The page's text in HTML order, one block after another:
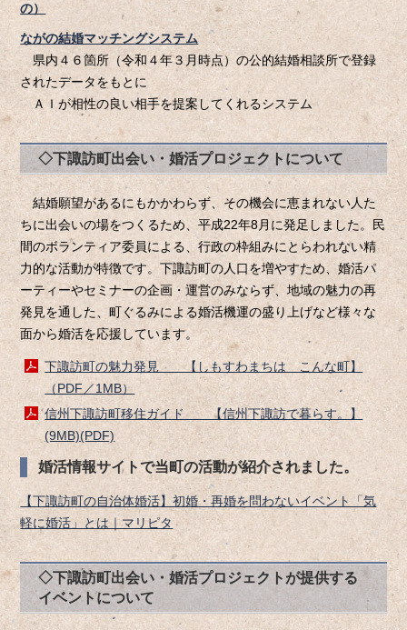
の）
ながの結婚マッチングシステム
県内４６箇所（令和４年３月時点）の公的結婚相談所で登録
されたデータをもとに
ＡＩが相性の良い相手を提案してくれるシステム
◇下諏訪町出会い・婚活プロジェクトについて
結婚願望があるにもかかわらず、その機会に恵まれない人た
ちに出会いの場をつくるため、平成22年8月に発足しました。民
間のボランティア委員による、行政の枠組みにとらわれない精
力的な活動が特徴です。下諏訪町の人口を増やすため、婚活パ
ーティーやセミナーの企画・運営のみならず、地域の魅力の再
発見を通した、町ぐるみによる婚活機運の盛り上げなど様々な
面から婚活を応援しています。
下諏訪町の魅力発見 【しもすわまちは こんな町】
（PDF／1MB）
信州下諏訪町移住ガイド 【信州下諏訪で暮らす。】
(9MB)(PDF)
婚活情報サイトで当町の活動が紹介されました。
【下諏訪町の自治体婚活】初婚・再婚を問わないイベント「気
軽に婚活」とは｜マリピタ
◇下諏訪町出会い・婚活プロジェクトが提供する
イベントについて